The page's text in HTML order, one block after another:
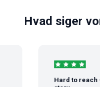
Hvad siger
Hard to reach -